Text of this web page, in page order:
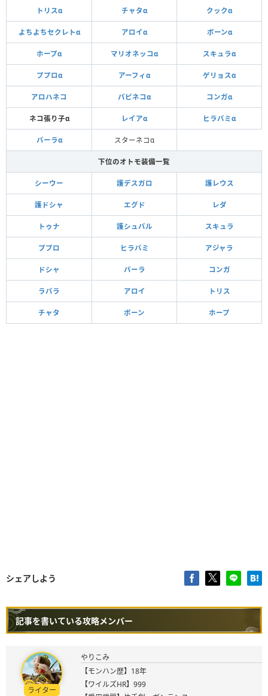
トリスα チャタα クックα
よちよちセクレトα アロイα ボーンα
ホープα マリオネッコα スキュラα
ププロα アーフィα ゲリョスα
アロハネコ パピネコα コンガα
ネコ張り子α レイアα ヒラバミα
バーラα スターネコα
下位のオトモ装備一覧
シーウー 護デスガロ 護レウス
護ドシャ エグド レダ
トゥナ 護シュバル スキュラ
ププロ ヒラバミ アジャラ
ドシャ バーラ コンガ
ラバラ アロイ トリス
チャタ ボーン ホープ
シェアしよう
記事を書いている攻略メンバー
ライター
やりこみ
【モンハン歴】18年
【ワイルズHR】999